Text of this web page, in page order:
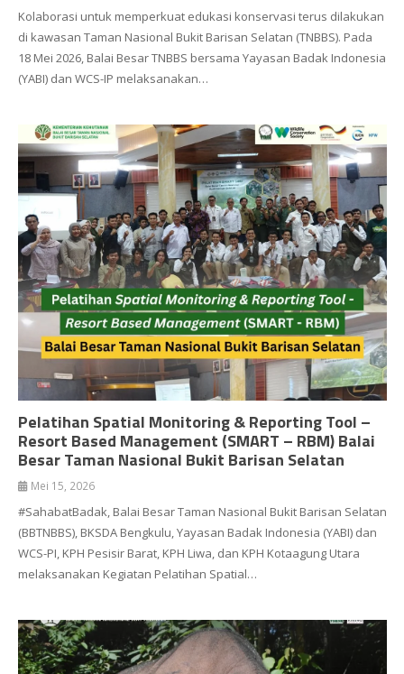
Kolaborasi untuk memperkuat edukasi konservasi terus dilakukan
di kawasan Taman Nasional Bukit Barisan Selatan (TNBBS). Pada
18 Mei 2026, Balai Besar TNBBS bersama Yayasan Badak Indonesia
(YABI) dan WCS-IP melaksanakan…
Pelatihan Spatial Monitoring & Reporting Tool –
Resort Based Management (SMART – RBM) Balai
Besar Taman Nasional Bukit Barisan Selatan
Mei 15, 2026
#SahabatBadak, Balai Besar Taman Nasional Bukit Barisan Selatan
(BBTNBBS), BKSDA Bengkulu, Yayasan Badak Indonesia (YABI) dan
WCS-PI, KPH Pesisir Barat, KPH Liwa, dan KPH Kotaagung Utara
melaksanakan Kegiatan Pelatihan Spatial…